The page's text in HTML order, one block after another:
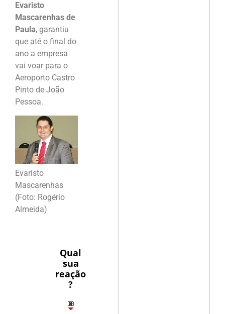
Evaristo
Mascarenhas de
Paula, garantiu
que até o final do
ano a empresa
vai voar para o
Aeroporto Castro
Pinto de João
Pessoa.
Evaristo
Mascarenhas
(Foto: Rogério
Almeida)
Qual
sua
reação
?
5
2
4
3
10